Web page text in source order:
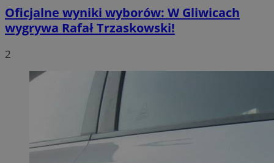
Oficjalne wyniki wyborów: W Gliwicach
wygrywa Rafał Trzaskowski!
2